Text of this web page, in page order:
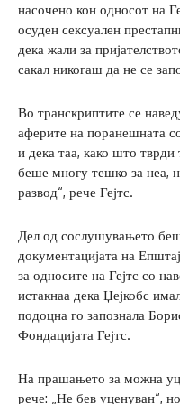
насочено кон односот на
осуден сексуален
дека жали за
сакал никогаш да не се
Во транскриптите се
аферите на поранешната
и дека таа, како што тврди
беше многу тешко за неа,
развод“, рече Гејтс.
Дел од сослушувањето
документацијата на
за односите на Гејтс со
истакнаа дека Џејкобс
подоцна го запознала
Фондацијата Гејтс.
На прашањето за можна
рече: „Не бев уценуван“,